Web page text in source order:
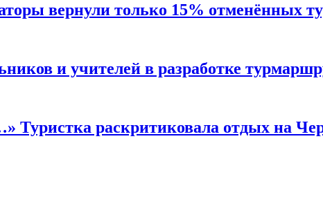
вернули только 15% отменённых
и учителей в разработке
Туристка раскритиковала отдых на